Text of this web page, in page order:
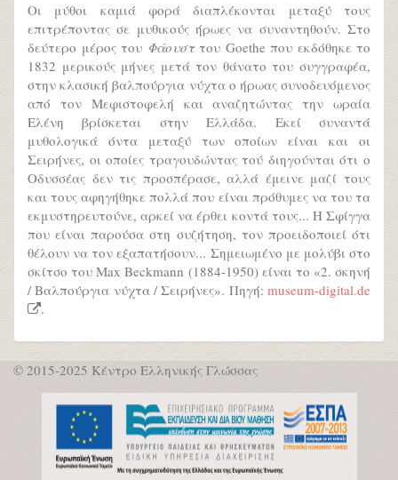
Οι μύθοι καμιά φορά διαπλέκονται μεταξύ τους
επιτρέποντας σε μυθικούς ήρωες να συναντηθούν. Στο
δεύτερο μέρος του Φάουσττου Goethe που εκδόθηκε το
1832 μερικούς μήνες μετά τον θάνατο του συγγραφέα,
στην κλασική βαλπούργια νύχτα ο ήρωας συνοδευόμενος
από τον Μεφιστοφελή και αναζητώντας την ωραία
Ελένη βρίσκεται στην Ελλάδα. Εκεί συναντά
μυθολογικά όντα μεταξύ των οποίων είναι και οι
Σειρήνες, οι οποίες τραγουδώντας τού διηγούνται ότι ο
Οδυσσέας δεν τις προσπέρασε, αλλά έμεινε μαζί τους
και τους αφηγήθηκε πολλά που είναι πρόθυμες να του τα
εκμυστηρευτούνε, αρκεί να έρθει κοντά τους... Η Σφίγγα
που είναι παρούσα στη συζήτηση, τον προειδοποιεί ότι
θέλουν να τον εξαπατήσουν... Σημειωμένο με μολύβι στο
σκίτσο του Max Beckmann (1884-1950) είναι το «2. σκηνή
/ Βαλπούργια νύχτα / Σειρήνες». Πηγή: museum-digital.de
.
© 2015-2025 Κέντρο Ελληνικής Γλώσσας